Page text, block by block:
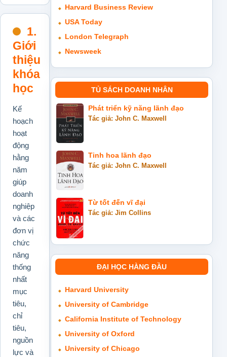
1.
Giới
thiệu
khóa
học
Kế
hoạch
hoạt
động
hằng
năm
giúp
doanh
nghiệp
và các
đơn vị
chức
năng
thống
nhất
mục
tiêu,
chỉ
tiêu,
nguồn
lực và
Harvard Business Review
USA Today
London Telegraph
Newsweek
TỦ SÁCH DOANH NHÂN
Phát triển kỹ năng lãnh đạo
Tác giả: John C. Maxwell
Tinh hoa lãnh đạo
Tác giả: John C. Maxwell
Từ tốt đến vĩ đại
Tác giả: Jim Collins
ĐẠI HỌC HÀNG ĐẦU
Harvard University
University of Cambridge
California Institute of Technology
University of Oxford
University of Chicago